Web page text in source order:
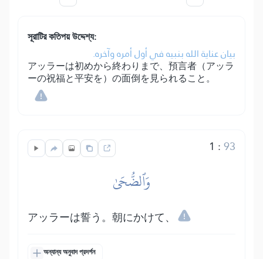
সূরাটির কতিপয় উদ্দেশ্য:
بيان عناية الله بنبيه في أول أمره وآخره.
アッラーは初めから終わりまで、預言者（アッラ
ーの祝福と平安を）の面倒を見られること。
1 :93
وَٱلضُّحَىٰ
アッラーは誓う。朝にかけて、
অন্যান্য অনুবাদ প্রদর্শন